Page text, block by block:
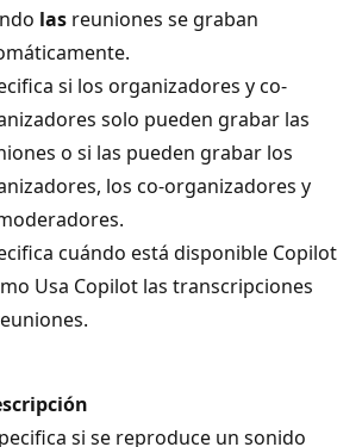
las reuniones se graban
si los organizadores y co-
solo pueden grabar las
o si las pueden grabar los
los co-organizadores y
cuándo está disponible Copilot
Usa Copilot las transcripciones
si se reproduce un sonido